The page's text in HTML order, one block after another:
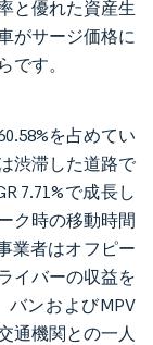
と優れた資産生
がサージ価格に
です。
を占めてい
渋滞した道路で
7.71%で成長し
ク時の移動時間
業者はオフピー
イバーの収益を
バンおよびMPV
通機関との一人